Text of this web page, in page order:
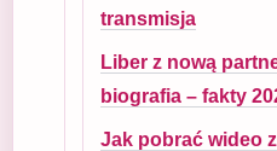
transmisja
Liber z nową
biografia – fakty
Jak pobrać wideo